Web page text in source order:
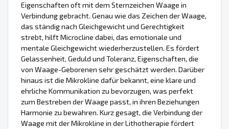
Eigenschaften oft mit dem Sternzeichen Waage in
Verbindung gebracht. Genau wie das Zeichen der Waage,
das ständig nach Gleichgewicht und Gerechtigkeit
strebt, hilft Microcline dabei, das emotionale und
mentale Gleichgewicht wiederherzustellen. Es fördert
Gelassenheit, Geduld und Toleranz, Eigenschaften, die
von Waage-Geborenen sehr geschätzt werden. Darüber
hinaus ist die Mikrokline dafür bekannt, eine klare und
ehrliche Kommunikation zu bevorzugen, was perfekt
zum Bestreben der Waage passt, in ihren Beziehungen
Harmonie zu bewahren. Kurz gesagt, die Verbindung der
Waage mit der Mikrokline in der Lithotherapie fördert